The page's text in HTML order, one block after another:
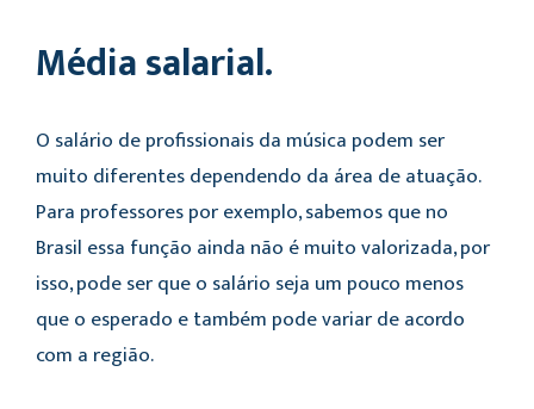
Média salarial.
O salário de profissionais da música podem ser
muito diferentes dependendo da área de atuação.
Para professores por exemplo, sabemos que no
Brasil essa função ainda não é muito valorizada, por
isso, pode ser que o salário seja um pouco menos
que o esperado e também pode variar de acordo
com a região.